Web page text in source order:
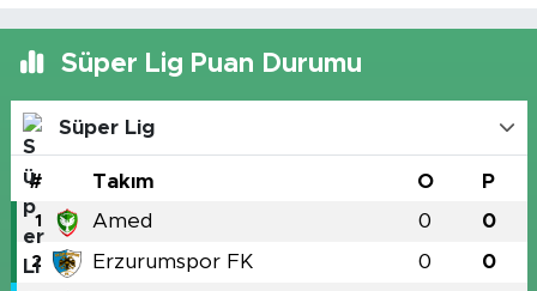
Süper Lig Puan Durumu
Süper Lig
# Takım O P
1 Amed 0 0
2 Erzurumspor FK 0 0